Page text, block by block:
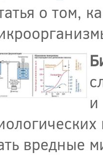
о том,
и
вредные